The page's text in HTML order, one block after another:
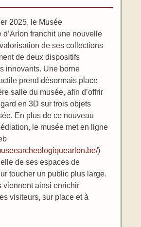
2025, le Musée
franchit une nouvelle
de ses collections
de deux dispositifs
innovants. Une borne
prend désormais place
salle du musée, afin d’offrir
en 3D sur trois objets
En plus de ce nouveau
le musée met en ligne
)
de ses espaces de
toucher un public plus large.
viennent ainsi enrichir
visiteurs, sur place et à